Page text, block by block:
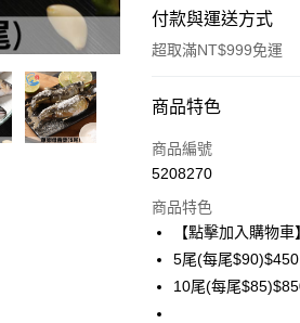
付款與運送方式
超取滿NT$999免運
付款方式
信用卡一次付款
3 期 0 利率 每期
合作金庫商業銀行
華南商業銀行
6 期 0 利率 每期
合作金庫商業銀行
LINE Pay
商品特色
商品編號
5208270
商品特色
【點擊加入購物車
5尾(每尾$90)$450
10尾(每尾